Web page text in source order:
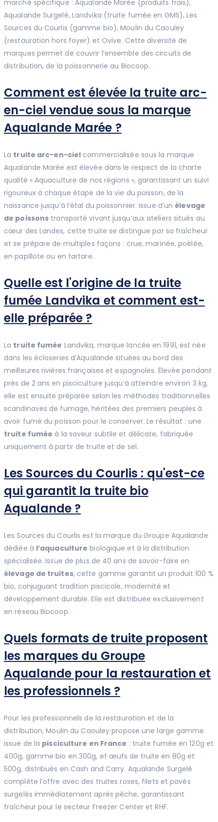
marché spécifique : Aqualande Marée (produits frais),
Aqualande Surgelé, Landvika (truite fumée en GMS), Les
Sources du Courlis (gamme bio), Moulin du Caouley
(restauration hors foyer) et Ovive. Cette diversité de
marques permet de couvrir l’ensemble des circuits de
distribution, de la poissonnerie au Biocoop.
Comment est élevée la truite arc-
en-ciel vendue sous la marque
Aqualande Marée ?
La truite arc-en-ciel commercialisée sous la marque
Aqualande Marée est élevée dans le respect de la charte
qualité « Aquaculture de nos régions », garantissant un suivi
rigoureux à chaque étape de la vie du poisson, de la
naissance jusqu’à l’étal du poissonnier. Issue d’un élevage
de poissons transporté vivant jusqu’aux ateliers situés au
cœur des Landes, cette truite se distingue par sa fraîcheur
et se prépare de multiples façons : crue, marinée, poêlée,
en papillote ou en tartare.
Quelle est l'origine de la truite
fumée Landvika et comment est-
elle préparée ?
La truite fumée Landvika, marque lancée en 1991, est née
dans les écloseries d’Aqualande situées au bord des
meilleures rivières françaises et espagnoles. Élevée pendant
près de 2 ans en pisciculture jusqu’à atteindre environ 3 kg,
elle est ensuite préparée selon les méthodes traditionnelles
scandinaves de fumage, héritées des premiers peuples à
avoir fumé du poisson pour le conserver. Le résultat : une
truite fumée à la saveur subtile et délicate, fabriquée
uniquement à partir de truite et de sel.
Les Sources du Courlis : qu'est-ce
qui garantit la truite bio
Aqualande ?
Les Sources du Courlis est la marque du Groupe Aqualande
dédiée à l’aquaculture biologique et à la distribution
spécialisée. Issue de plus de 40 ans de savoir-faire en
élevage de truites, cette gamme garantit un produit 100 %
bio, conjuguant tradition piscicole, modernité et
développement durable. Elle est distribuée exclusivement
en réseau Biocoop.
Quels formats de truite proposent
les marques du Groupe
Aqualande pour la restauration et
les professionnels ?
Pour les professionnels de la restauration et de la
distribution, Moulin du Caouley propose une large gamme
issue de la pisciculture en France : truite fumée en 120g et
400g, gamme bio en 300g, et œufs de truite en 80g et
500g, distribués en Cash and Carry. Aqualande Surgelé
complète l’offre avec des truites roses, filets et pavés
surgelés immédiatement après pêche, garantissant
fraîcheur pour le secteur Freezer Center et RHF.